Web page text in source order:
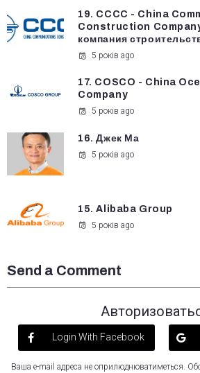
19. CCCC - China
Construction
компания
5 років ago
17. COSCO - China
Company
5 років ago
16. Джек Ма
5 років ago
15. Alibaba Group
5 років ago
Send a Comment
Login With Facebook
Ваша e-mail адреса не оприлюднюватиметься.